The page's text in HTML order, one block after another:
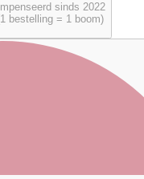
sinds 2022
bestelling = 1 boom)